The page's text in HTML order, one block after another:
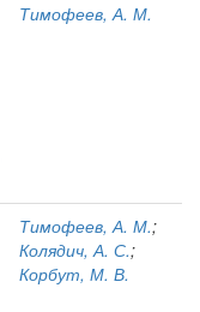
Тимофеев, А. М.
Тимофеев, А. М.;
Колядич, А. С.;
Корбут, М. В.